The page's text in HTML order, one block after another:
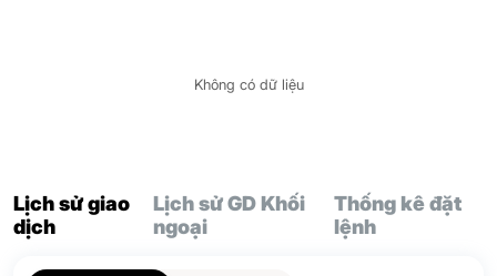
Không có dữ liệu
Lịch sử giao
dịch
Lịch sử GD Khối
ngoại
Thống kê đặt
lệnh